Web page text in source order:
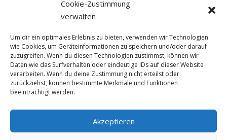
Cookie-Zustimmung
verwalten
Um dir ein optimales Erlebnis zu bieten, verwenden wir Technologien
wie Cookies, um Geräteinformationen zu speichern und/oder darauf
zuzugreifen. Wenn du diesen Technologien zustimmst, können wir
Daten wie das Surfverhalten oder eindeutige IDs auf dieser Website
verarbeiten. Wenn du deine Zustimmung nicht erteilst oder
zurückziehst, können bestimmte Merkmale und Funktionen
beeinträchtigt werden.
Akzeptieren
Erfahrung. Es hat mir gut getan: die
Wärme, das Nichtstun, lesen, gutes Essen
und etwas Sightseeing – die Mischung war
perfekt.